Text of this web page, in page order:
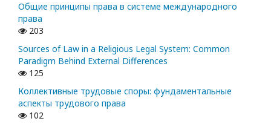
Общие принципы права в системе международного
права
203
Sources of Law in a Religious Legal System: Common
Paradigm Behind External Differences
125
Коллективные трудовые споры: фундаментальные
аспекты трудового права
102